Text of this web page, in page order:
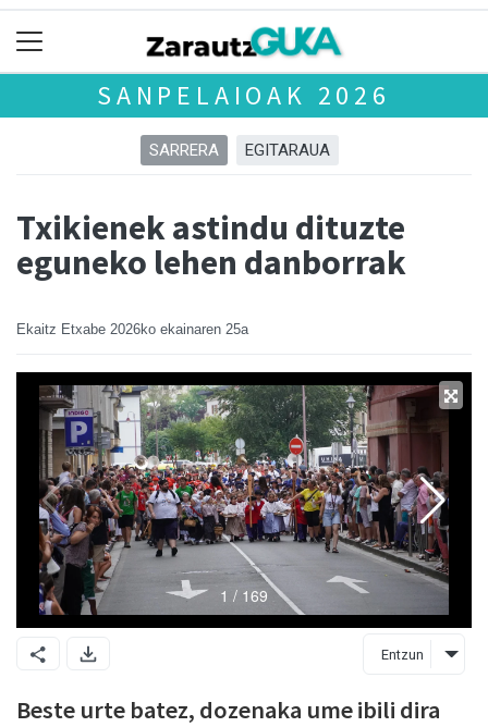
SANPELAIOAK 2026
SARRERA EGITARAUA
Txikienek astindu dituzte
eguneko lehen danborrak
Ekaitz Etxabe 2026ko ekainaren 25a
Entzun
Beste urte batez, dozenaka ume ibili dira